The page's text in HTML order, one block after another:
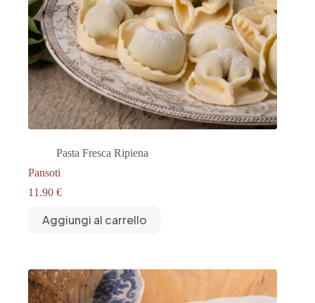
Pasta Fresca Ripiena
Pansoti
11.90 €
Aggiungi al carrello